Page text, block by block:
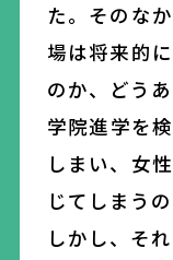
た。そのな
場は将来的
のか、どう
学院進学を
しまい、女
じてしまう
しかし、そ